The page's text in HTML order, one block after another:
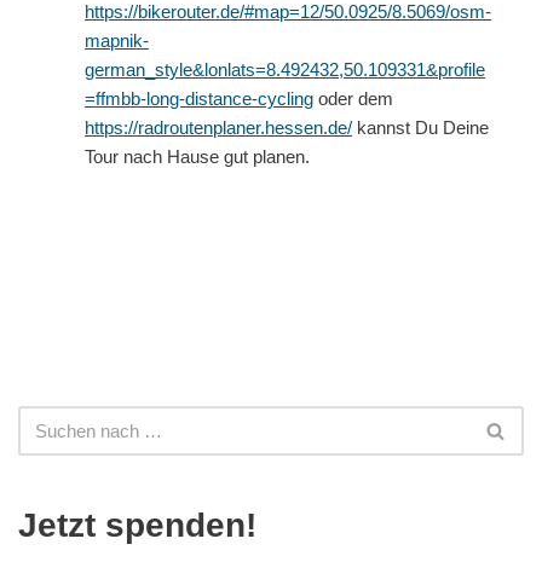
https://bikerouter.de/#map=12/50.0925/8.5069/osm-
mapnik-
german_style&lonlats=8.492432,50.109331&profile
=ffmbb-long-distance-cycling oder dem
https://radroutenplaner.hessen.de/ kannst Du Deine
Tour nach Hause gut planen.
Jetzt spenden!